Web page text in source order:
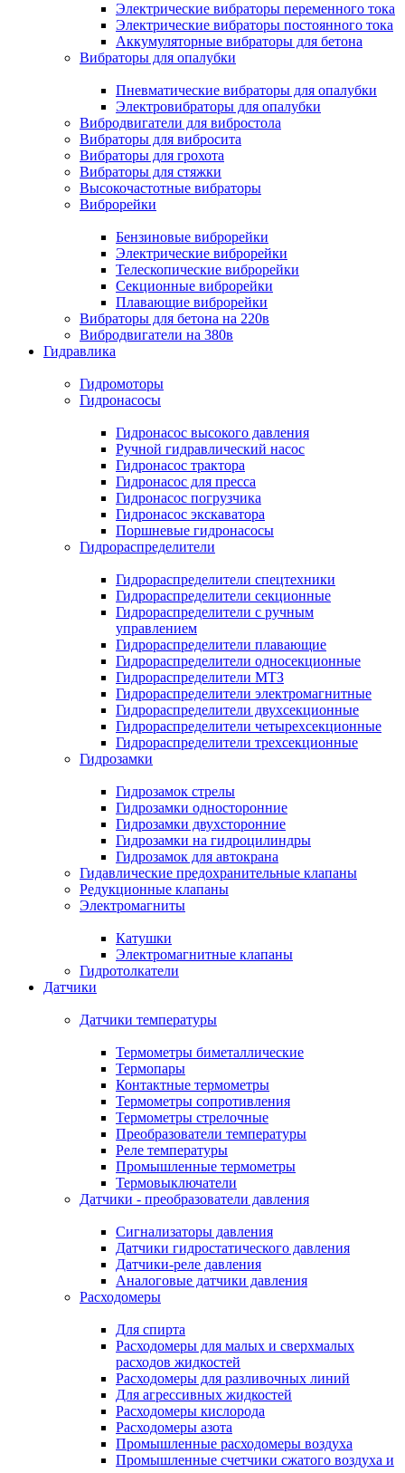
Электрические вибраторы переменного тока
Электрические вибраторы постоянного тока
Аккумуляторные вибраторы для бетона
Вибраторы для опалубки
Пневматические вибраторы для опалубки
Электровибраторы для опалубки
Вибродвигатели для вибростола
Вибраторы для вибросита
Вибраторы для грохота
Вибраторы для стяжки
Высокочастотные вибраторы
Виброрейки
Бензиновые виброрейки
Электрические виброрейки
Телескопические виброрейки
Секционные виброрейки
Плавающие виброрейки
Вибраторы для бетона на 220в
Вибродвигатели на 380в
Гидравлика
Гидромоторы
Гидронасосы
Гидронасос высокого давления
Ручной гидравлический насос
Гидронасос трактора
Гидронасос для пресса
Гидронасос погрузчика
Гидронасос экскаватора
Поршневые гидронасосы
Гидрораспределители
Гидрораспределители спецтехники
Гидрораспределители секционные
Гидрораспределители с ручным
управлением
Гидрораспределители плавающие
Гидрораспределители односекционные
Гидрораспределители МТЗ
Гидрораспределители электромагнитные
Гидрораспределители двухсекционные
Гидрораспределители четырехсекционные
Гидрораспределители трехсекционные
Гидрозамки
Гидрозамок стрелы
Гидрозамки односторонние
Гидрозамки двухсторонние
Гидрозамки на гидроцилиндры
Гидрозамок для автокрана
Гидавлические предохранительные клапаны
Редукционные клапаны
Электромагниты
Катушки
Электромагнитные клапаны
Гидротолкатели
Датчики
Датчики температуры
Термометры биметаллические
Термопары
Контактные термометры
Термометры сопротивления
Термометры стрелочные
Преобразователи температуры
Реле температуры
Промышленные термометры
Термовыключатели
Датчики - преобразователи давления
Сигнализаторы давления
Датчики гидростатического давления
Датчики-реле давления
Аналоговые датчики давления
Расходомеры
Для спирта
Расходомеры для малых и сверхмалых
расходов жидкостей
Расходомеры для разливочных линий
Для агрессивных жидкостей
Расходомеры кислорода
Расходомеры азота
Промышленные расходомеры воздуха
Промышленные счетчики сжатого воздуха и